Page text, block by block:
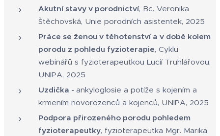
Akutní stavy v porodnictví, Bc. Veronika
Štěchovská, Unie porodních asistentek, 2025
Práce se ženou v těhotenství a v době kolem
porodu z pohledu fyzioterapie, Cyklu
webinářů s fyzioterapeutkou Lucií Truhlářovou,
UNIPA, 2025
Uzdička - ankyloglosie a potíže s kojením a
krmením novorozenců a kojenců, UNIPA, 2025
Podpora přirozeného porodu pohledem
fyzioterapeutky, fyzioterapeutka Mgr. Marika